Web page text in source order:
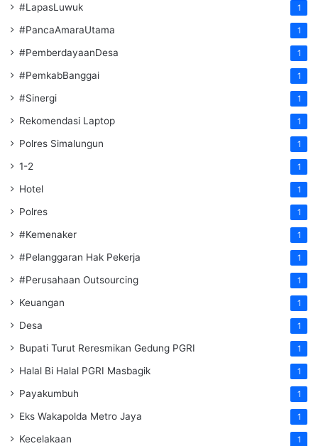
#LapasLuwuk 1
#PancaAmaraUtama 1
#PemberdayaanDesa 1
#PemkabBanggai 1
#Sinergi 1
Rekomendasi Laptop 1
Polres Simalungun 1
1-2 1
Hotel 1
Polres 1
#Kemenaker 1
#Pelanggaran Hak Pekerja 1
#Perusahaan Outsourcing 1
Keuangan 1
Desa 1
Bupati Turut Reresmikan Gedung PGRI 1
Halal Bi Halal PGRI Masbagik 1
Payakumbuh 1
Eks Wakapolda Metro Jaya 1
Kecelakaan 1